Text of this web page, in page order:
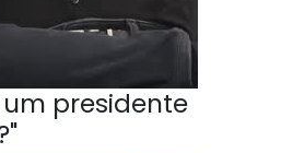
um presidente